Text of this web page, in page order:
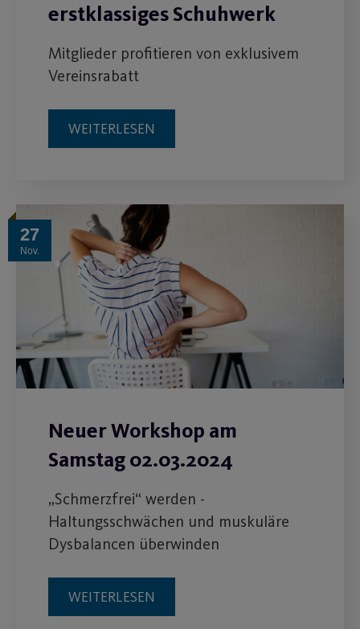
erstklassiges Schuhwerk
Mitglieder profitieren von exklusivem
Vereinsrabatt
WEITERLESEN
27
Nov.
Neuer Workshop am
Samstag 02.03.2024
„Schmerzfrei“ werden -
Haltungsschwächen und muskuläre
Dysbalancen überwinden
WEITERLESEN